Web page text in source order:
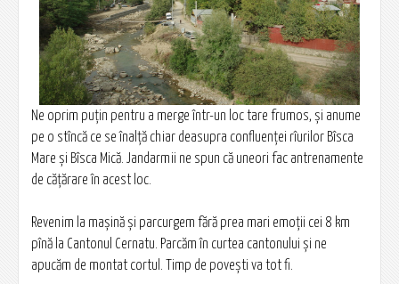
Ne oprim puțin pentru a merge într-un loc tare frumos, și anume
pe o stîncă ce se înalță chiar deasupra confluenței rîurilor Bîsca
Mare și Bîsca Mică. Jandarmii ne spun că uneori fac antrenamente
de cățărare în acest loc.
Revenim la mașină și parcurgem fără prea mari emoții cei 8 km
pînă la Cantonul Cernatu. Parcăm în curtea cantonului și ne
apucăm de montat cortul. Timp de povești va tot fi.